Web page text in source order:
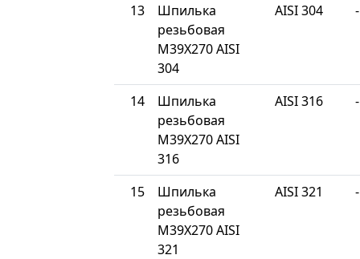
13
Шпилька
резьбовая
М39Х270 AISI
304
AISI 304 -
14
Шпилька
резьбовая
М39Х270 AISI
316
AISI 316 -
15
Шпилька
резьбовая
М39Х270 AISI
321
AISI 321 -